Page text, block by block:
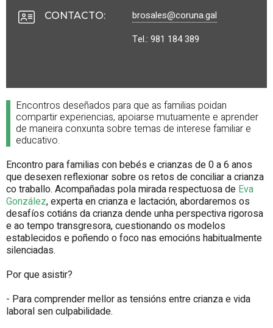
CONTACTO:
brosales@coruna.gal
Tel.: 981 184 389
Encontros deseñados para que as familias poidan
compartir experiencias, apoiarse mutuamente e aprender
de maneira conxunta sobre temas de interese familiar e
educativo.
Encontro para familias con bebés e crianzas de 0 a 6 anos
que desexen reflexionar sobre os retos de conciliar a crianza
co traballo. Acompañadas pola mirada respectuosa de Eva
González, experta en crianza e lactación, abordaremos os
desafíos cotiáns da crianza dende unha perspectiva rigorosa
e ao tempo transgresora, cuestionando os modelos
establecidos e poñendo o foco nas emocións habitualmente
silenciadas.
Por que asistir?
- Para comprender mellor as tensións entre crianza e vida
laboral sen culpabilidade.